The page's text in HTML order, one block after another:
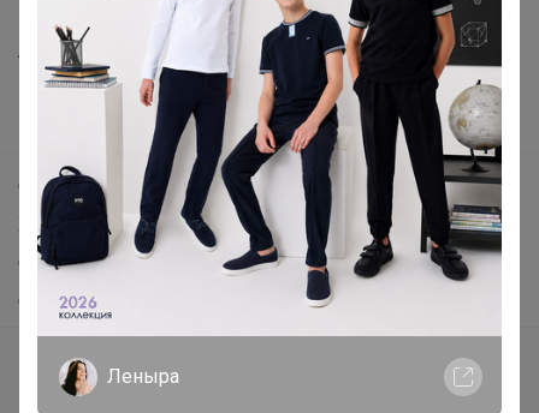
Все предложения
Анонсы
Новости
Поддержка альпак
Самое выгодное
Хиты продаж
Самое желанное
Самое быстрое
Начать зарабатывать с 24-ok
Picabox.ru - Лучшее место для ваших изображений
Леныра